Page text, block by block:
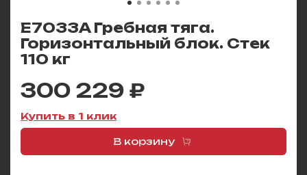
E7033A Гребная тяга.
Горизонтальный блок. Стек
110 кг
300 229 ₽
Купить в 1 клик
В корзину